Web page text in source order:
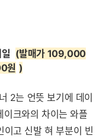
(발매가 109,000
원 )
2는 언뜻 보기에 데이
이크와의 차이는 와플
이고 신발 혀 부분이 빈